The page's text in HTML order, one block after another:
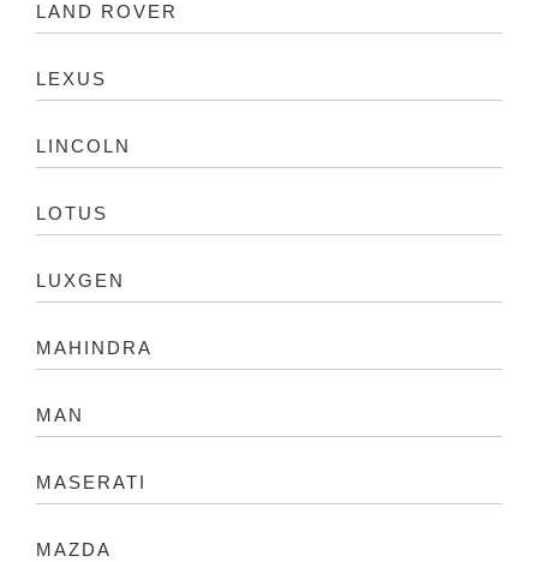
LAND ROVER
LEXUS
LINCOLN
LOTUS
LUXGEN
MAHINDRA
MAN
MASERATI
MAZDA